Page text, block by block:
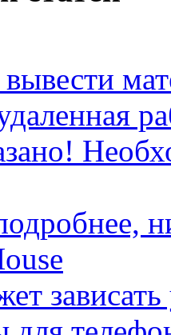
зависать